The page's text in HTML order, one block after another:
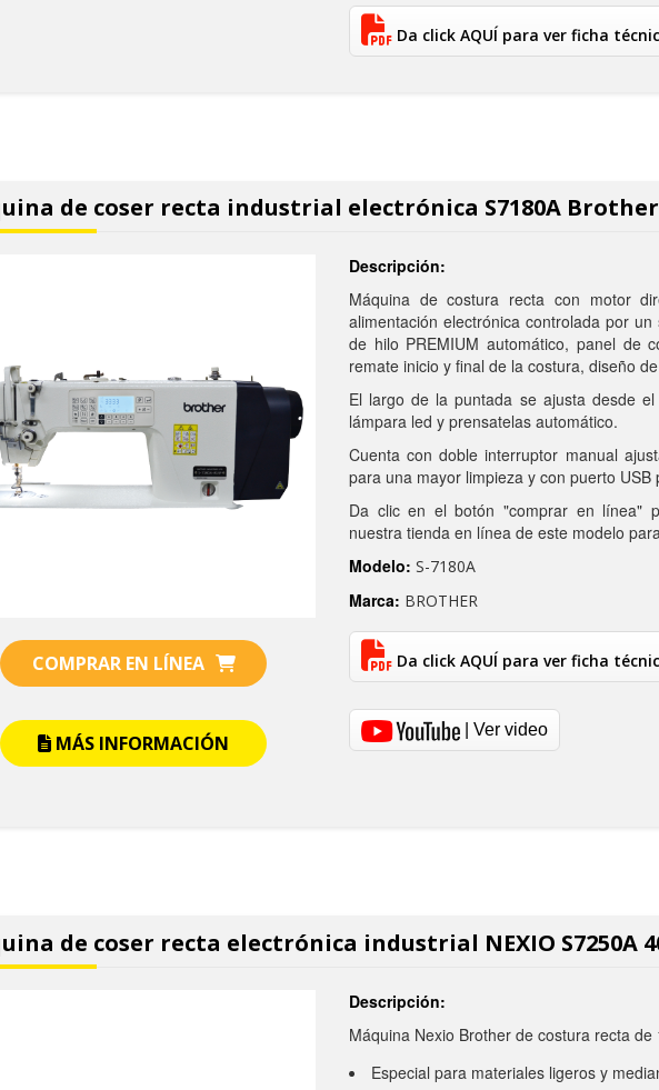
Da click AQUÍ para ver ficha
de coser recta industrial electrónica S7180A Brother
COMPRAR EN LÍNEA
MÁS INFORMACIÓN
Descripción:
Máquina de costura recta con motor
alimentación electrónica controlada por
de hilo PREMIUM automático, panel de
remate inicio y final de la costura, diseño
El largo de la puntada se ajusta desde
lámpara led y prensatelas automático.
Cuenta con doble interruptor manual
para una mayor limpieza y con puerto
Da clic en el botón "comprar en línea"
nuestra tienda en línea de este modelo
Modelo: S-7180A
Marca: BROTHER
Da click AQUÍ para ver ficha
| Ver video
de coser recta electrónica industrial NEXIO S7250A
Descripción:
Máquina Nexio Brother de costura recta de
Especial para materiales ligeros y